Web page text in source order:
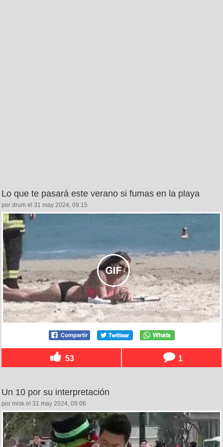
Lo que te pasará este verano si fumas en la playa
por drum el 31 may 2024, 09:15
53 1
Un 10 por su interpretación
por misk el 31 may 2024, 09:06